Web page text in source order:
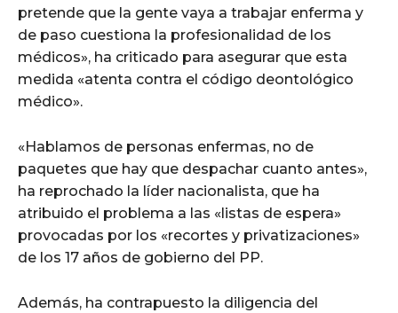
pretende que la gente vaya a trabajar enferma y
de paso cuestiona la profesionalidad de los
médicos», ha criticado para asegurar que esta
medida «atenta contra el código deontológico
médico».
«Hablamos de personas enfermas, no de
paquetes que hay que despachar cuanto antes»,
ha reprochado la líder nacionalista, que ha
atribuido el problema a las «listas de espera»
provocadas por los «recortes y privatizaciones»
de los 17 años de gobierno del PP.
Además, ha contrapuesto la diligencia del